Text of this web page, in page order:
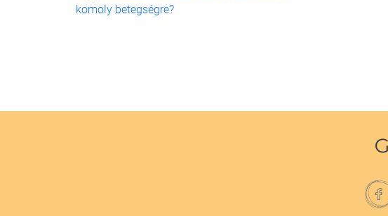
komoly betegségre?